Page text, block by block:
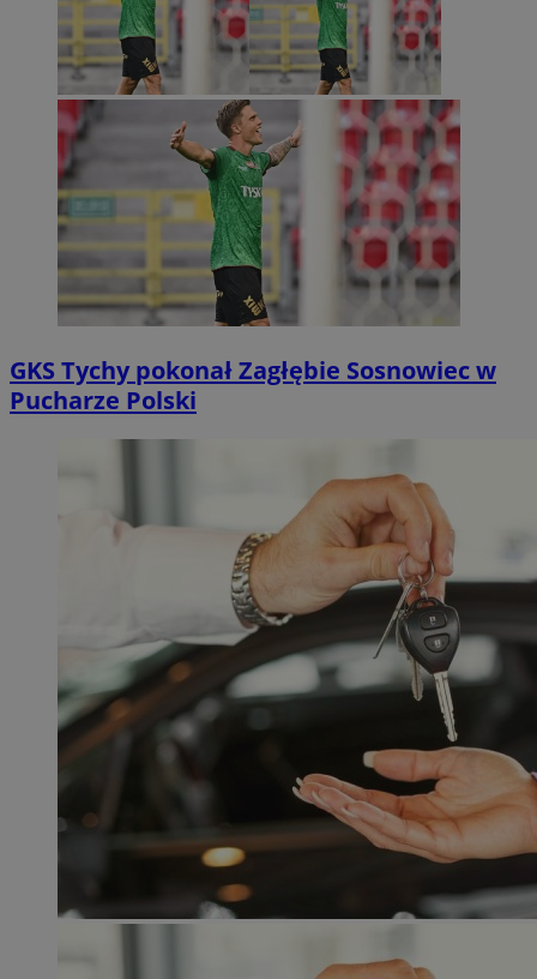
GKS Tychy pokonał Zagłębie Sosnowiec w
Pucharze Polski